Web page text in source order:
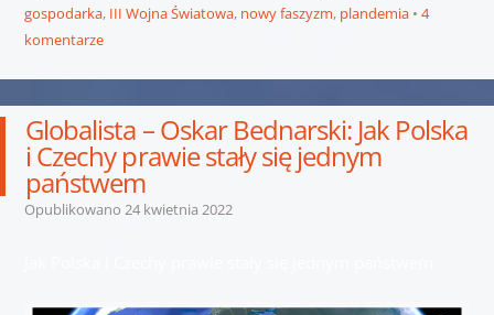
gospodarka, III Wojna Światowa, nowy faszyzm, plandemia
4
komentarze
Globalista – Oskar Bednarski: Jak Polska
i Czechy prawie stały się jednym
państwem
Opublikowano 24 kwietnia 2022